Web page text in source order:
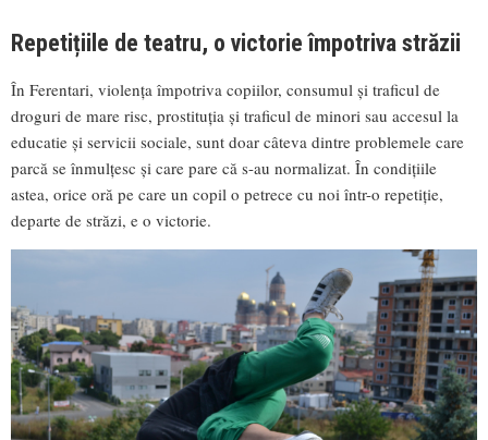
Repetițiile de teatru, o victorie împotriva străzii
În Ferentari, violența împotriva copiilor, consumul și traficul de
droguri de mare risc, prostituția și traficul de minori sau accesul la
educatie și servicii sociale, sunt doar câteva dintre problemele care
parcă se înmulțesc și care pare că s-au normalizat. În condițiile
astea, orice oră pe care un copil o petrece cu noi într-o repetiție,
departe de străzi, e o victorie.